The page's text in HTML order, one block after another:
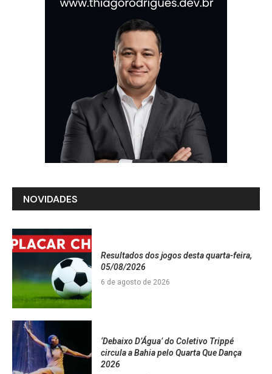
NOVIDADES
Resultados dos jogos desta quarta-feira,
05/08/2026
6 de agosto de 2026
‘Debaixo D’Água’ do Coletivo Trippé
circula a Bahia pelo Quarta Que Dança
2026